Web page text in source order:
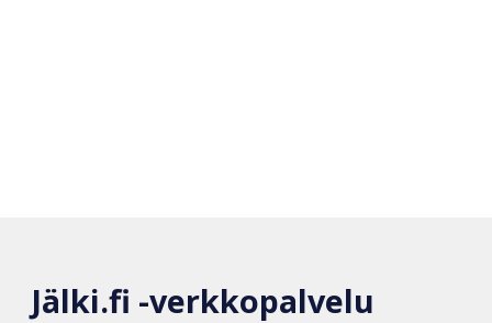
Jälki.fi -verkkopalvelu